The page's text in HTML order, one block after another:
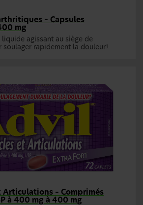
– Capsules
mg
liquide agissant au siège de
soulager rapidement la douleur1
– Comprimés
à 400 mg à 400 mg